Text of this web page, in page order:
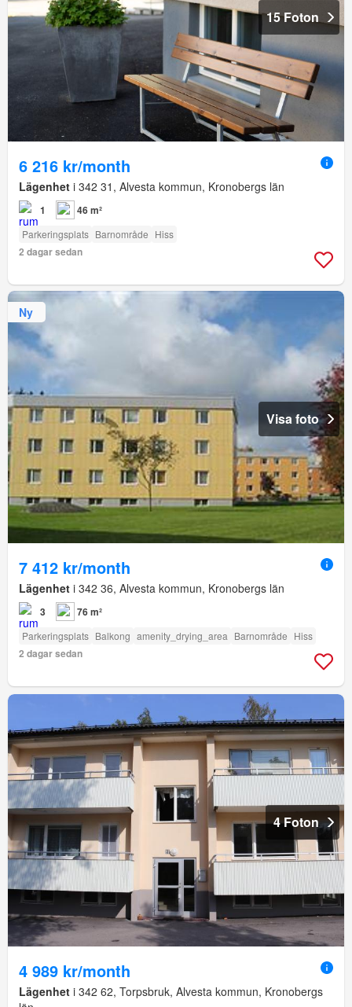
15 Foton
6 216 kr/month
Lägenhet i 342 31, Alvesta kommun, Kronobergs län
1 46 m²
Parkeringsplats Barnområde Hiss
2 dagar sedan
Ny
Visa foto
7 412 kr/month
Lägenhet i 342 36, Alvesta kommun, Kronobergs län
3 76 m²
Parkeringsplats Balkong amenity_drying_area Barnområde Hiss
2 dagar sedan
4 Foton
4 989 kr/month
Lägenhet i 342 62, Torpsbruk, Alvesta kommun, Kronobergs